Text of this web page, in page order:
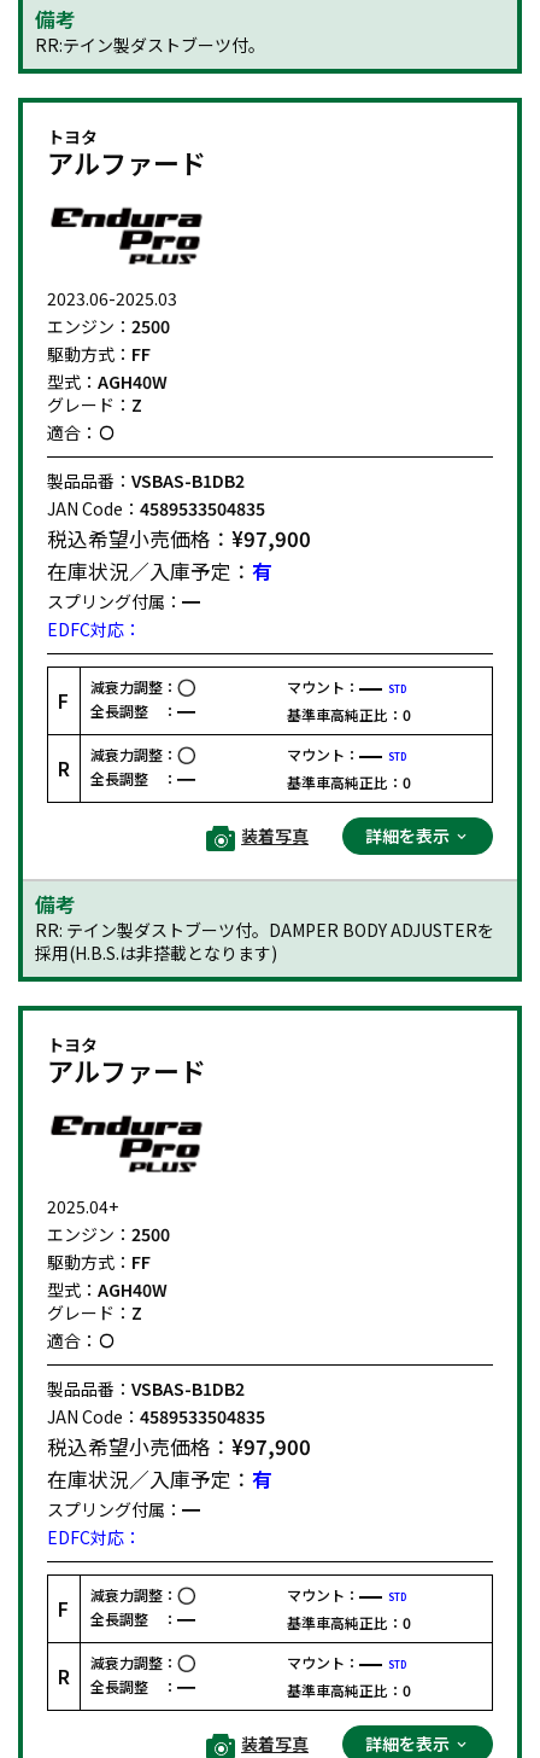
備考
RR:テイン製ダストブーツ付。
トヨタ
アルファード
2023.06-2025.03
エンジン： 2500
駆動方式： FF
型式： AGH40W
グレード： Z
適合：
製品品番： VSBAS-B1DB2
JAN Code： 4589533504835
税込希望小売価格： ¥97,900
在庫状況／入庫予定： 有
スプリング付属：
EDFC対応：
F
減衰力調整：
全長調整 ：
マウント： STD
基準車高純正比： 0
R
減衰力調整：
全長調整 ：
マウント： STD
基準車高純正比： 0
装着写真 詳細を表示
備考
RR: テイン製ダストブーツ付。DAMPER BODY ADJUSTERを
採用(H.B.S.は非搭載となります)
トヨタ
アルファード
2025.04+
エンジン： 2500
駆動方式： FF
型式： AGH40W
グレード： Z
適合：
製品品番： VSBAS-B1DB2
JAN Code： 4589533504835
税込希望小売価格： ¥97,900
在庫状況／入庫予定： 有
スプリング付属：
EDFC対応：
F
減衰力調整：
全長調整 ：
マウント： STD
基準車高純正比： 0
R
減衰力調整：
全長調整 ：
マウント： STD
基準車高純正比： 0
装着写真 詳細を表示